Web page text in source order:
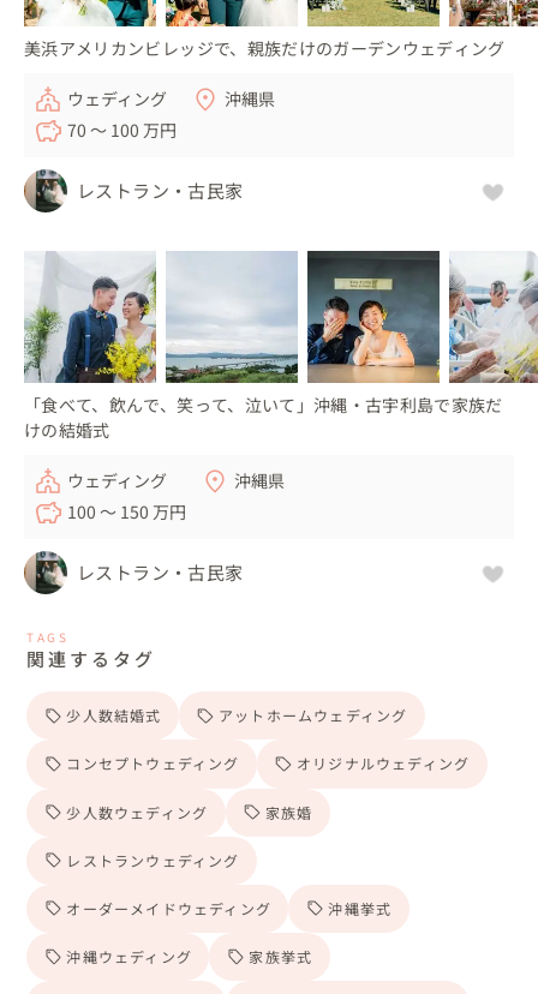
美浜アメリカンビレッジで、親族だけのガーデンウェディング
ウェディング
沖縄県
70 〜 100 万円
レストラン・古民家
「食べて、飲んで、笑って、泣いて」沖縄・古宇利島で家族だ
けの結婚式
ウェディング
沖縄県
100 〜 150 万円
レストラン・古民家
TAGS
関連するタグ
少人数結婚式 アットホームウェディング
コンセプトウェディング オリジナルウェディング
少人数ウェディング 家族婚
レストランウェディング
オーダーメイドウェディング 沖縄挙式
沖縄ウェディング 家族挙式